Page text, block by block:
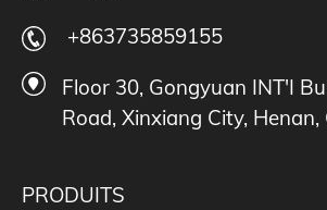
+863735859155
Floor 30, Gongyuan INT'I
Road, Xinxiang City, Henan,
PRODUITS